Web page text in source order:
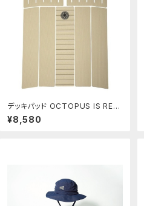
デッキパッド OCTOPUS IS REA
L CHIPPA WILSON FRONT
DECK OCTO GRIP チッパ
¥8,580